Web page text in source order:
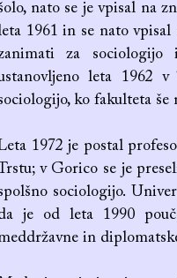
nato se je vpisal na
1961 in se nato
za
leta 1962
ko fakulteta še
1972 je postal
v Gorico se je
sociologijo.
je od leta 1990
in